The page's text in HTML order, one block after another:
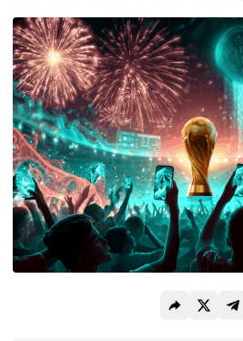
Guides
Acheter Cryptomonnaies
Prédictions
Cryptomonnaies
Bitcoin (BTC)
Ethereum (ETH)